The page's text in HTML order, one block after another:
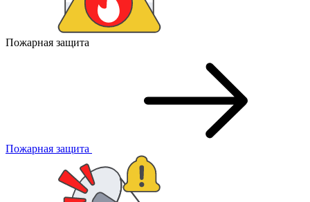
Пожарная защита
Пожарная защита